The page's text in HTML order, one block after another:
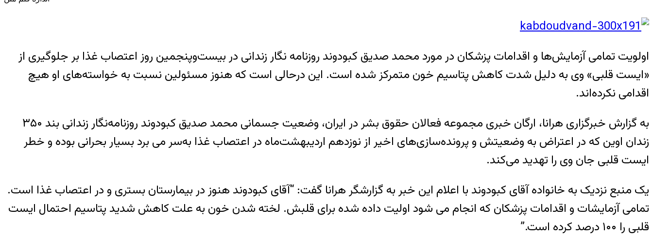
اولویت تمامی آزمایش‌ها و اقدامات پزشکان در مورد محمد صدیق کبودوند روزنامه نگار زندانی در بیست‌و‌پنجمین روز اعتصاب غذا بر جلوگیری از
«ایست قلبی» وی به دلیل شدت کاهش پتاسیم خون متمرکز شده است. این‌ درحالی است که هنوز مسئولین نسبت به خواسته‌های او هیچ
اقدامی نکرده‌اند.
به گزارش خبرگزاری هرانا، ارگان خبری مجموعه فعالان حقوق بشر در ایران، وضعیت جسمانی محمد صدیق کبودوند روزنامه‌نگار زندانی بند ۳۵۰
زندان اوین که در اعتراض به وضعیتش و پرونده‌سازی‌های اخیر از نوزدهم اردیبهشت‌ماه در اعتصاب غذا به‌سر می برد بسیار بحرانی بوده و خطر
ایست قلبی جان وی را تهدید می‌کند.
یک منبع نزدیک به خانواده آقای کبودوند با اعلام این خبر به گزارشگر هرانا گفت: “آقای کبودوند هنوز در بیمارستان بستری و در اعتصاب غذا است.
تمامی آزمایشات و اقدامات پزشکان که انجام می شود اولیت داده شده برای قلبش. لخته شدن خون به علت کاهش شدید پتاسیم احتمال ایست
قلبی را ۱۰۰ درصد کرده است.”